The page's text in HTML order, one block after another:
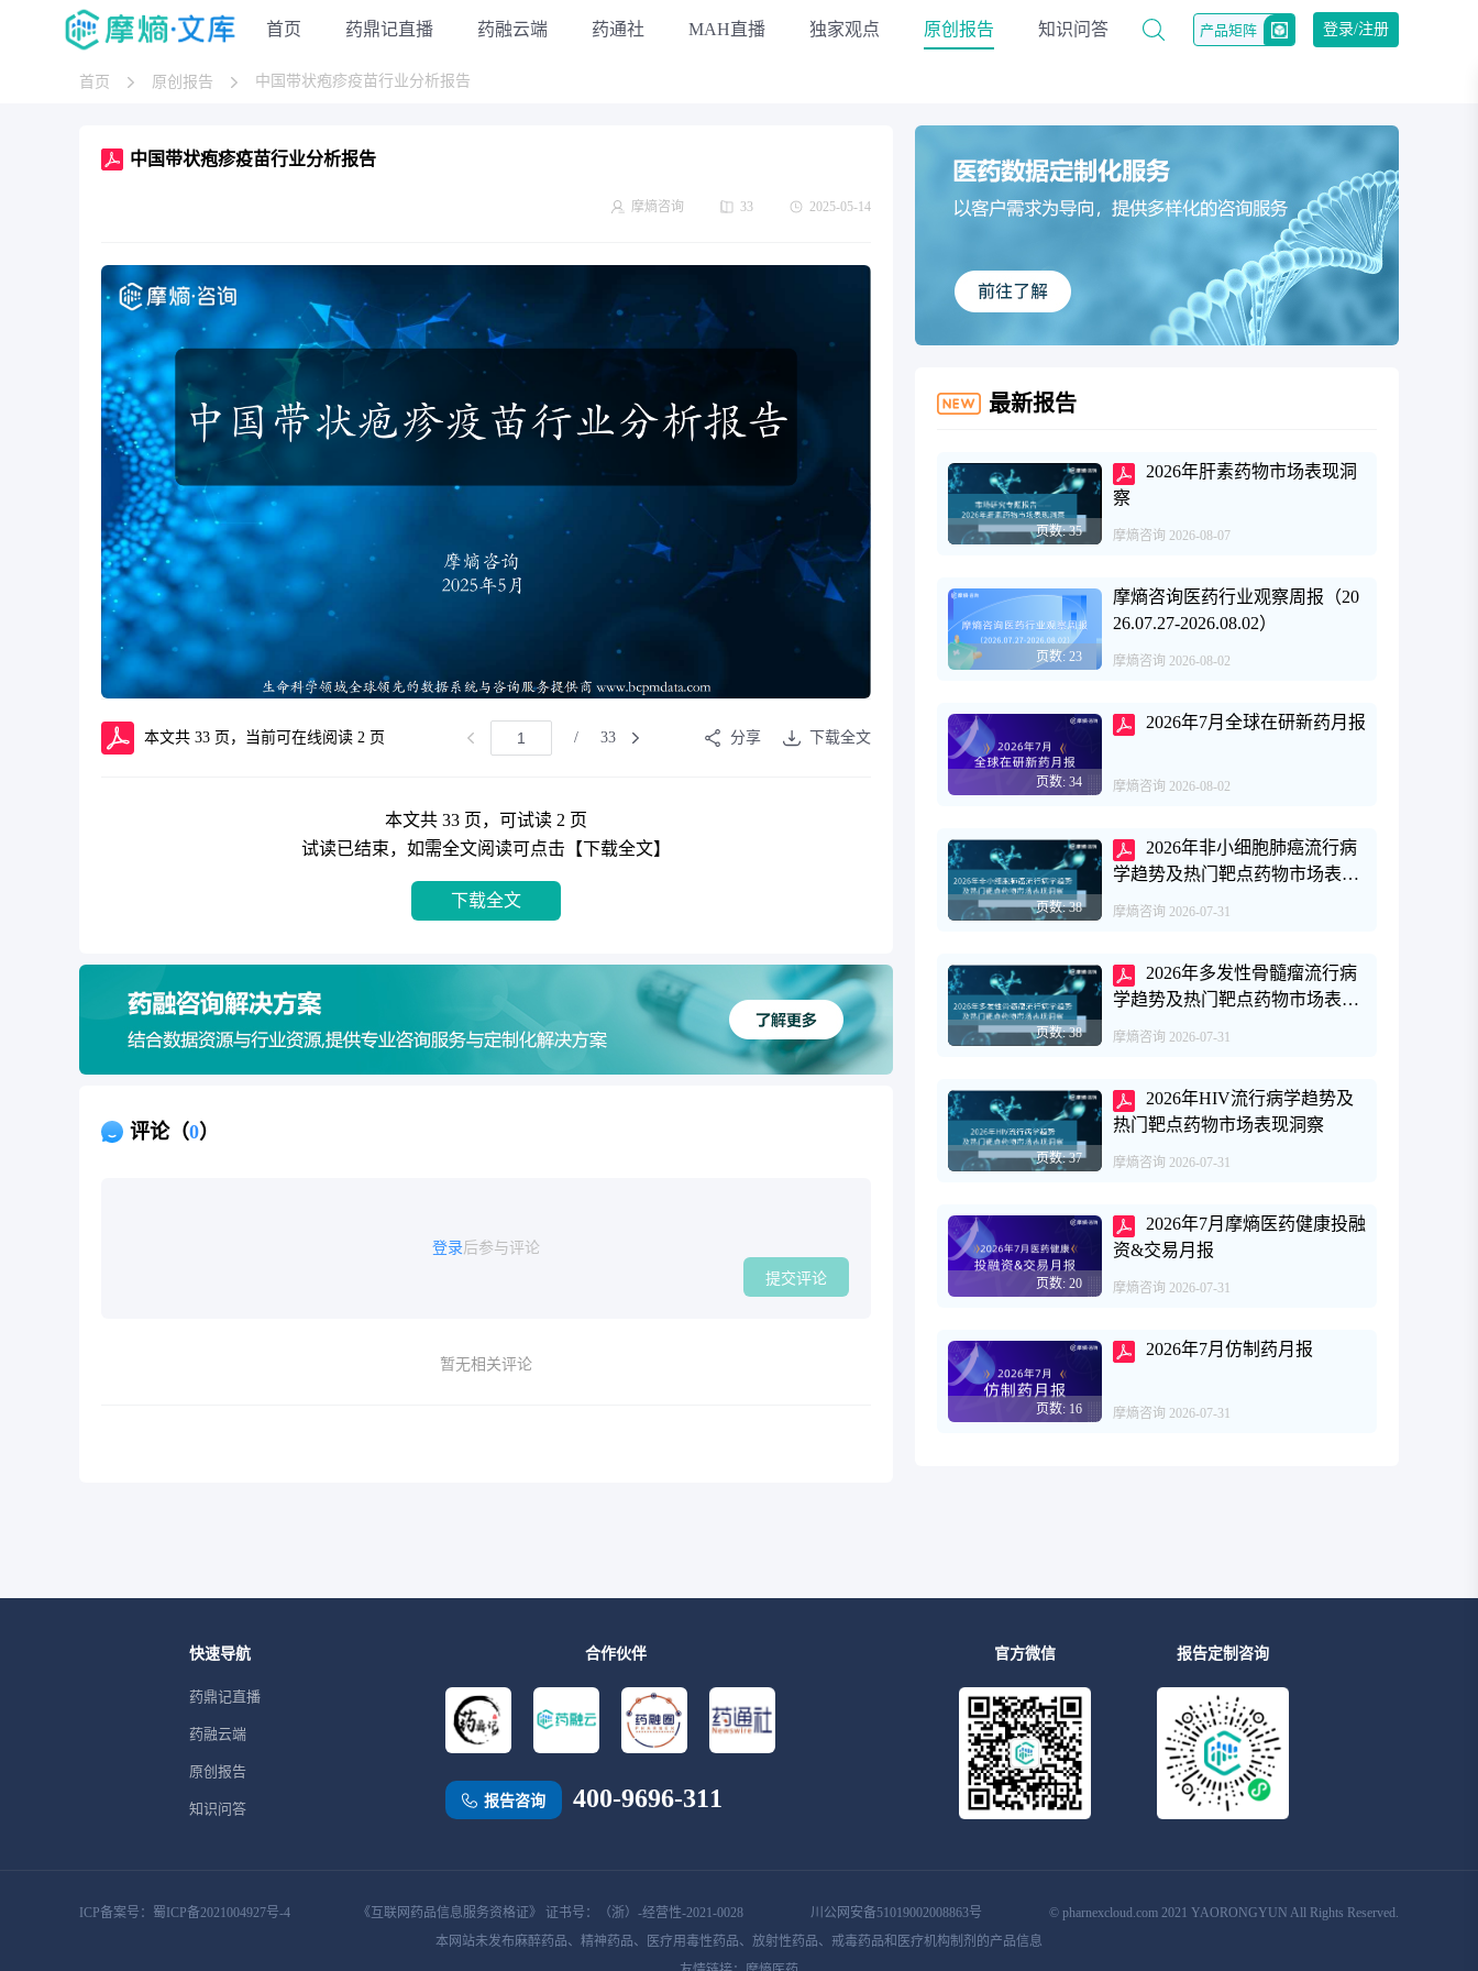
首页 药鼎记直播 药融云端 药通社 MAH直播 独家观点 原创报告 知识问答 产品矩阵 登录/注册
首页 原创报告 中国带状疱疹疫苗行业分析报告
中国带状疱疹疫苗行业分析报告
摩熵咨询 33 2025-05-14
本文共 33 页，当前可在线阅读 2 页 / 33 分享 下载全文
本文共 33 页，可试读 2 页
试读已结束，如需全文阅读可点击【下载全文】
下载全文
评论（0）
提交评论
登录后参与评论
暂无相关评论
最新报告
页数: 35
2026年肝素药物市场表现洞
察
摩熵咨询 2026-08-07
页数: 23
摩熵咨询医药行业观察周报（20
26.07.27-2026.08.02）
摩熵咨询 2026-08-02
页数: 34
2026年7月全球在研新药月报
摩熵咨询 2026-08-02
页数: 38
2026年非小细胞肺癌流行病
学趋势及热门靶点药物市场表现
洞察
摩熵咨询 2026-07-31
页数: 38
2026年多发性骨髓瘤流行病
学趋势及热门靶点药物市场表现
洞察
摩熵咨询 2026-07-31
页数: 37
2026年HIV流行病学趋势及
热门靶点药物市场表现洞察
摩熵咨询 2026-07-31
页数: 20
2026年7月摩熵医药健康投融
资&交易月报
摩熵咨询 2026-07-31
页数: 16
2026年7月仿制药月报
摩熵咨询 2026-07-31
快速导航
药鼎记直播
药融云端
原创报告
知识问答
合作伙伴
报告咨询 400-9696-311
官方微信 报告定制咨询
ICP备案号：蜀ICP备2021004927号-4 《互联网药品信息服务资格证》 证书号：（浙）-经营性-2021-0028 川公网安备51019002008863号
© pharnexcloud.com 2021 YAORONGYUN All Rights Reserved.
本网站未发布麻醉药品、精神药品、医疗用毒性药品、放射性药品、戒毒药品和医疗机构制剂的产品信息